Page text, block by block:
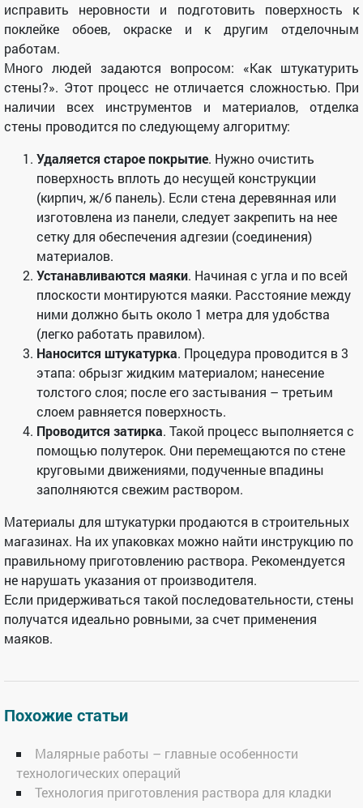
исправить неровности и подготовить поверхность к
поклейке обоев, окраске и к другим отделочным
работам.
Много людей задаются вопросом: «Как штукатурить
стены?». Этот процесс не отличается сложностью. При
наличии всех инструментов и материалов, отделка
стены проводится по следующему алгоритму:
Удаляется старое покрытие. Нужно очистить
поверхность вплоть до несущей конструкции
(кирпич, ж/б панель). Если стена деревянная или
изготовлена из панели, следует закрепить на нее
сетку для обеспечения адгезии (соединения)
материалов.
Устанавливаются маяки. Начиная с угла и по всей
плоскости монтируются маяки. Расстояние между
ними должно быть около 1 метра для удобства
(легко работать правилом).
Наносится штукатурка. Процедура проводится в 3
этапа: обрызг жидким материалом; нанесение
толстого слоя; после его застывания – третьим
слоем равняется поверхность.
Проводится затирка. Такой процесс выполняется с
помощью полутерок. Они перемещаются по стене
круговыми движениями, подученные впадины
заполняются свежим раствором.
Материалы для штукатурки продаются в строительных
магазинах. На их упаковках можно найти инструкцию по
правильному приготовлению раствора. Рекомендуется
не нарушать указания от производителя.
Если придерживаться такой последовательности, стены
получатся идеально ровными, за счет применения
маяков.
Похожие статьи
Малярные работы – главные особенности
технологических операций
Технология приготовления раствора для кладки